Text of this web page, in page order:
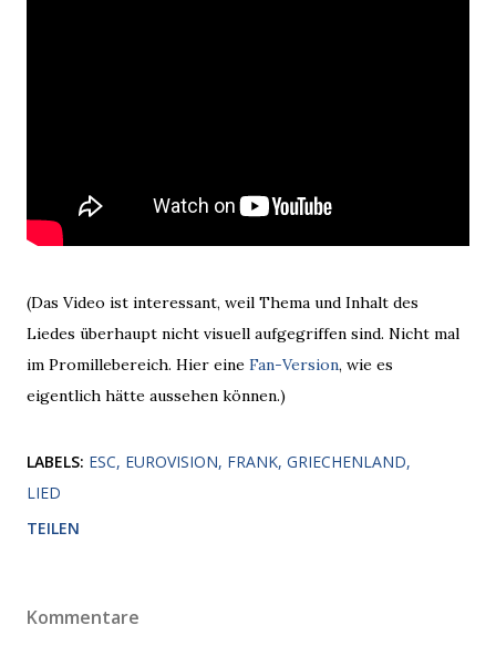
(Das Video ist interessant, weil Thema und Inhalt des
Liedes überhaupt nicht visuell aufgegriffen sind. Nicht mal
im Promillebereich. Hier eine Fan-Version, wie es
eigentlich hätte aussehen können.)
LABELS: ESC EUROVISION FRANK GRIECHENLAND
LIED
TEILEN
Kommentare